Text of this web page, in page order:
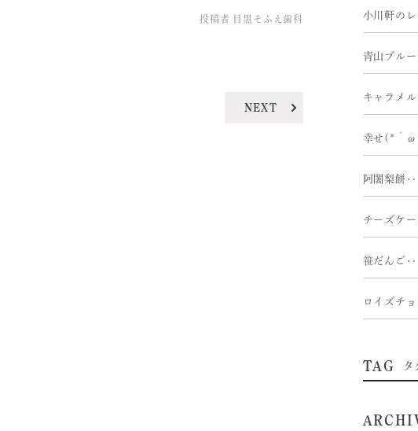
投稿者 目黒そふえ歯科
NEXT
小川軒の
青山ブル
キャラメ
幸せ(*´ω
阿闍梨餅‥
チーズケ
笹だんご‥
ロイズチ
TAG タ